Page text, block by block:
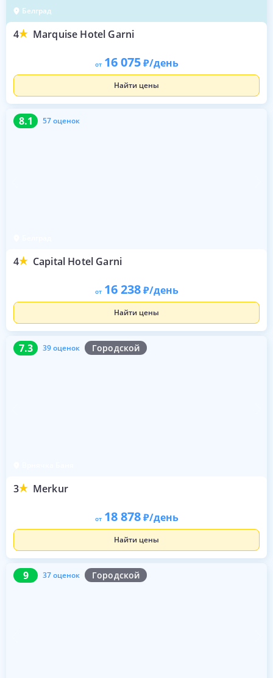
Белград
4 Marquise Hotel Garni
от 16 075 /день
Найти цены
8.1 57 оценок
4 Capital Hotel Garni
8.1 57 оценок
от 16 238 /день
Найти цены
7.3 39 оценок Городской
3 Merkur
7.3 39 оценок
от 18 878 /день
Найти цены
9 37 оценок Городской
9 37 оценок